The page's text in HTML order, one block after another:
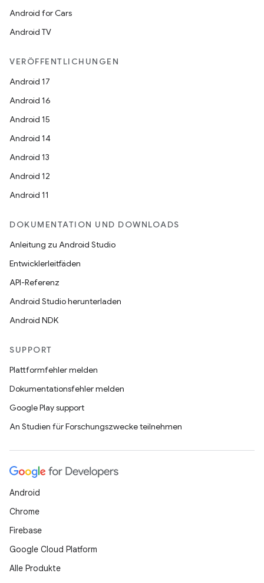
Android for Cars
Android TV
VERÖFFENTLICHUNGEN
Android 17
Android 16
Android 15
Android 14
Android 13
Android 12
Android 11
DOKUMENTATION UND DOWNLOADS
Anleitung zu Android Studio
Entwicklerleitfäden
API-Referenz
Android Studio herunterladen
Android NDK
SUPPORT
Plattformfehler melden
Dokumentationsfehler melden
Google Play support
An Studien für Forschungszwecke teilnehmen
Android
Chrome
Firebase
Google Cloud Platform
Alle Produkte